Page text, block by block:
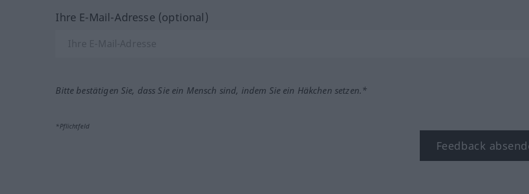
Ihre E-Mail-Adresse (optional)
Bitte bestätigen Sie, dass Sie ein Mensch sind, indem Sie ein Häkchen setzen.*
*Pflichtfeld
Feedback